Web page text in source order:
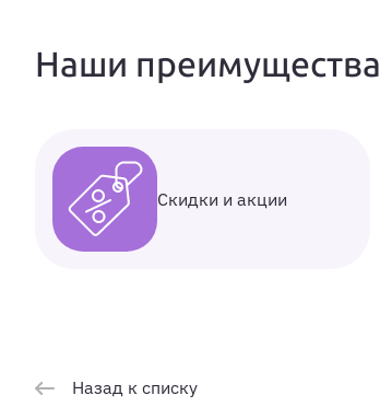
Наши преимущества
Скидки и акции
Назад к списку